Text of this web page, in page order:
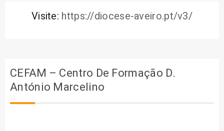
Visite: https://diocese-aveiro.pt/v3/
CEFAM – Centro De Formação D.
António Marcelino